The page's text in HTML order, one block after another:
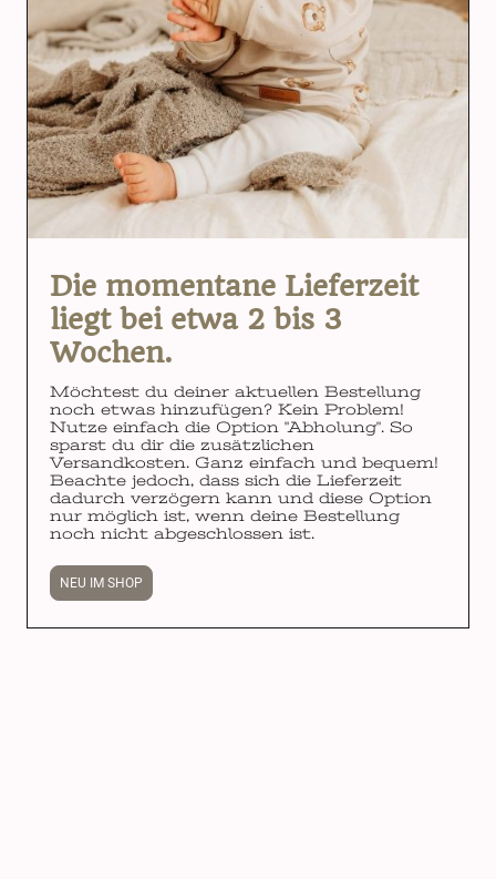
Die momentane Lieferzeit
liegt bei etwa 2 bis 3
Wochen.
Möchtest du deiner aktuellen Bestellung
noch etwas hinzufügen? Kein Problem!
Nutze einfach die Option "Abholung". So
sparst du dir die zusätzlichen
Versandkosten. Ganz einfach und bequem!
Beachte jedoch, dass sich die Lieferzeit
dadurch verzögern kann und diese Option
nur möglich ist, wenn deine Bestellung
noch nicht abgeschlossen ist.
NEU IM SHOP